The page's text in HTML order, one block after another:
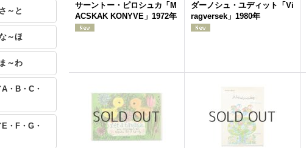
～と
～ほ
～わ
・B・C・
・F・G・
サーントー・ピロシュカ「M
ACSKAK KONYVE」1972年
ダーノシュ・ユディット「Vi
ragversek」1980年